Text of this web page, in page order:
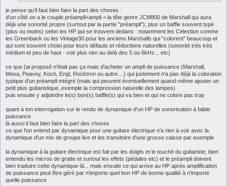
je pense qu'il faut bien faire la part des choses :
d'un côté on a le couple préampli+ampli = la tête genre JCM800 de Marshall qui aura
déjà une sonorité propre (surtout par la partie "préampli"); plus un baffle souvent typé
(plus ou moins) selon les HP qui se trouvent dedans : notamment les Celestion comme
les Greenback ou les Vintage30 pour les anciens Marshalls qui "colorent" beaucoup et
qui sont souvent choisi pour leurs défauts et réductions naturelles (sonorité très très
médium et peu de haut - voir plus rien au delà des 5 ou 6kHz... etc)
ce que j'ai proposé n'était pas ça mais d'acheter un ampli de puissance (Marshall,
Mesa, Peavey, Koch, Engl, Rocktron ou autre....) qui justement n'a pas déjà la coloration
typique d'un préampli intégré (mais qui peuvent éventuellement quand-même ajouter un
petit plus guitaristique, exemple la compression naturelle des lampes)
puis ensuite y adjoindre le(s) bon(s) baffle(s) qui va bien et qui ne colore pas trop
quant à ton interrogation sur le rendu de dynamique d'un HP de sonorisation à faible
puissance
là aussi il faut bien faire la part des choses
ce que l'on entend par dynamique pour une guitare électrique n'a rien à voir avec la
dynamique d'un mix de groupe live et les transitoire d'une grosse caisse par exemple
la dynamique à la guitare électrique est fait par les doigts et le touché du guitariste; bien
entendu les micros de gratte et surtout les effets (pédales etc) et le préampli doivent
bien traduire cette dynamique-là... mais ensuite ce qui arrive au HP après amplification
de puissance peut être géré par n'importe quel bon HP de bonne qualité à n'importe
quelle puissance